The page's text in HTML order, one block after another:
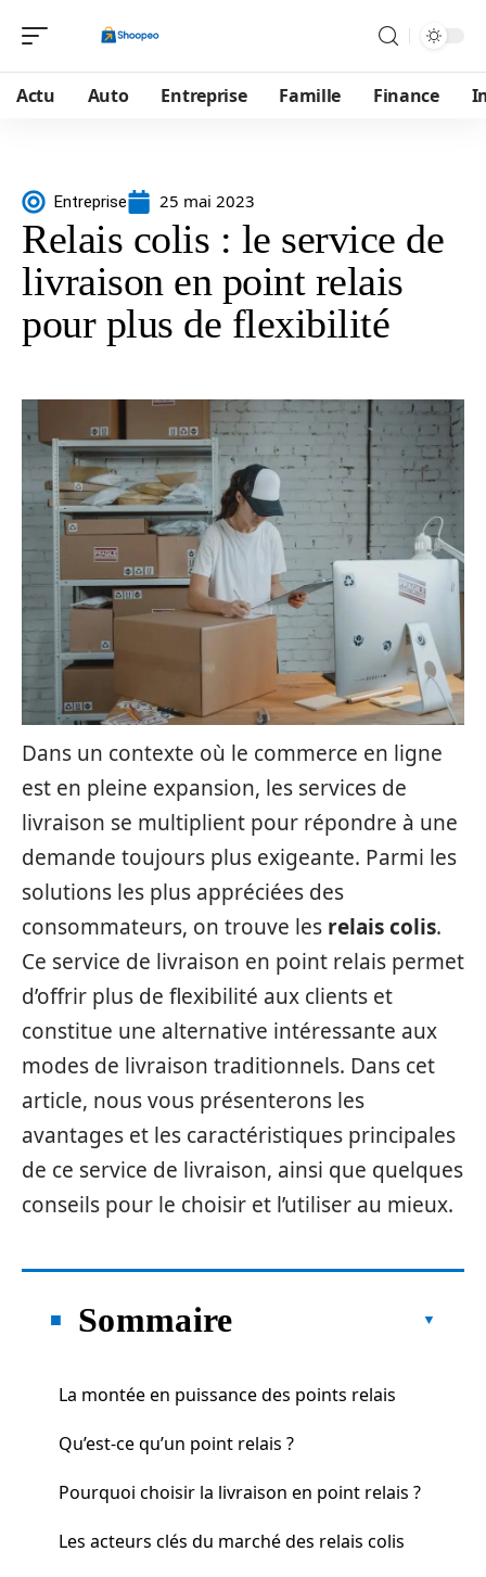
Actu Auto Entreprise Famille Finance
Entreprise 25 mai 2023
Relais colis : le service de
livraison en point relais
pour plus de flexibilité
Dans un contexte où le commerce en ligne
est en pleine expansion, les services de
livraison se multiplient pour répondre à une
demande toujours plus exigeante. Parmi les
solutions les plus appréciées des
consommateurs, on trouve les relais colis.
Ce service de livraison en point relais permet
d’offrir plus de flexibilité aux clients et
constitue une alternative intéressante aux
modes de livraison traditionnels. Dans cet
article, nous vous présenterons les
avantages et les caractéristiques principales
de ce service de livraison, ainsi que quelques
conseils pour le choisir et l’utiliser au mieux.
Sommaire
La montée en puissance des points relais
Qu’est-ce qu’un point relais ?
Pourquoi choisir la livraison en point relais ?
Les acteurs clés du marché des relais colis